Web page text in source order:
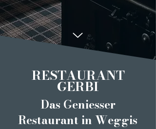
RESTAURANT
GERBI
Das Geniesser
Restaurant in Weggis